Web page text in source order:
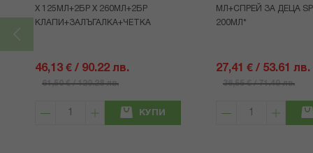
Х 125МЛ+2БР Х 260МЛ+2БР
КЛАПИ+ЗАЛЪГАЛКА+ЧЕТКА
46,13 € / 90.22 лв.
61,50 € / 120.28 лв.
КУПИ
МЛ+СПРЕЙ ЗА ДЕЦА
200МЛ*
27,41 € / 53.61 лв.
36,55 € / 71.49 лв.